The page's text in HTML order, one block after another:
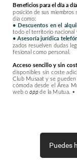
Beneficiospara el día a
posiciónde susmiembros
díacomo:
• Descuentos en el
todoel territorio nacional
• Asesoría jurídica
zados resuelven dudas
fesional como personal.
Acceso sencillo y sin
disponibles sin coste
Club Musaat y se pueden
cómoda desde el Área
webo app de la Mutua. •
Puedes